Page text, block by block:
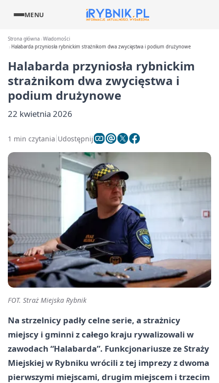
MENU
Strona główna Wiadomości
Halabarda przyniosła rybnickim strażnikom dwa zwycięstwa i podium drużynowe
Halabarda przyniosła rybnickim
strażnikom dwa zwycięstwa i
podium drużynowe
22 kwietnia 2026
1 min czytania Udostępnij
FOT. Straż Miejska Rybnik
Na strzelnicy padły celne serie, a strażnicy
miejscy i gminni z całego kraju rywalizowali w
zawodach “Halabarda”. Funkcjonariusze ze Straży
Miejskiej w Rybniku wrócili z tej imprezy z dwoma
pierwszymi miejscami, drugim miejscem i trzecim